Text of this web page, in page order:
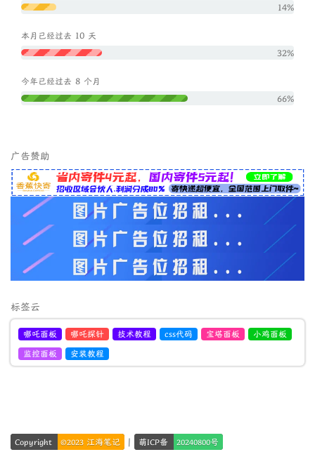
14%
本月已经过去 10 天
32%
今年已经过去 8 个月
66%
广告赞助
标签云
哪吒面板 哪吒探针 技术教程 css代码 宝塔面板
小鸡面板
监控面板
安装教程
Copyright ©2023 江海笔记 | 萌ICP备 20240800号